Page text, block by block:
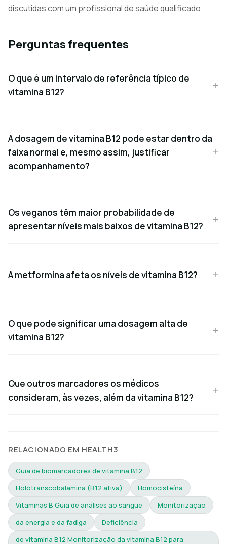
discutidas com um profissional de saúde qualificado.
Perguntas frequentes
O que é um intervalo de referência típico de
vitamina B12?
A dosagem de vitamina B12 pode estar dentro da
faixa normal e, mesmo assim, justificar
acompanhamento?
Os veganos têm maior probabilidade de
apresentar níveis mais baixos de vitamina B12?
A metformina afeta os níveis de vitamina B12?
O que pode significar uma dosagem alta de
vitamina B12?
Que outros marcadores os médicos
consideram, às vezes, além da vitamina B12?
RELACIONADO EM HEALTH3
Guia de biomarcadores de vitamina B12
Holotranscobalamina (B12 ativa)
Homocisteína
Vitaminas B Guia de análises ao sangue
Monitorização
da energia e da fadiga
Deficiência
de vitamina B12 Monitorização da vitamina B12 para